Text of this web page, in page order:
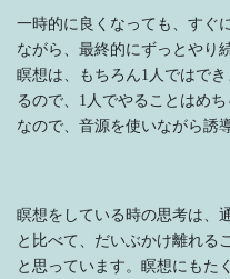
一時的に良くなっても、すぐ
ながら、最終的にずっとやり
瞑想は、もちろん1人ではで
るので、1人でやることはめち
なので、音源を使いながら誘
瞑想をしている時の思考は、
と比べて、だいぶかけ離れる
と思っています。瞑想にもた